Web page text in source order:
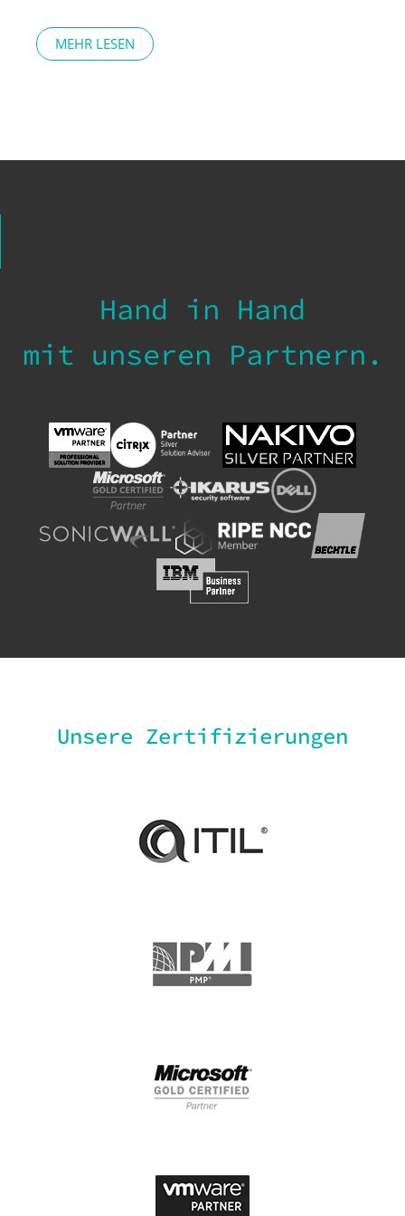
MEHR LESEN
Hand in Hand
mit unseren Partnern.
Unsere Zertifizierungen